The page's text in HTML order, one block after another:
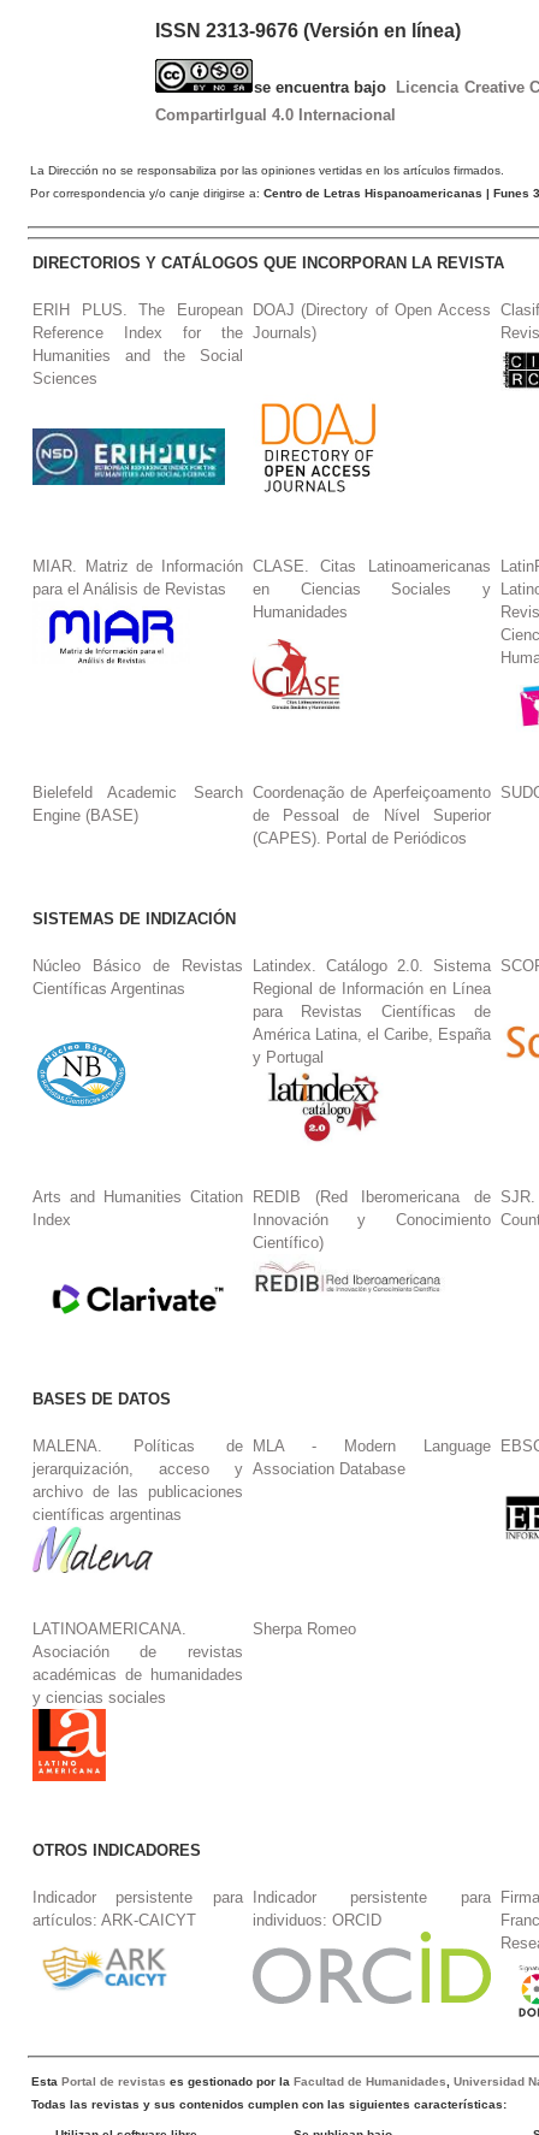
ISSN 2313-9676 (Versión en línea)
se encuentra bajo Licencia Creative
CompartirIgual 4.0 Internacional
La Dirección no se responsabiliza por las opiniones vertidas en los artículos firmados.
Por correspondencia y/o canje dirigirse a: Centro de Letras Hispanoamericanas | Funes
DIRECTORIOS Y CATÁLOGOS QUE INCORPORAN LA REVISTA
ERIH PLUS. The European
Reference Index for the
Humanities and the Social
Sciences
DOAJ (Directory of Open Access
Journals)
MIAR. Matriz de Información
para el Análisis de Revistas
CLASE. Citas Latinoamericanas
en Ciencias Sociales y
Humanidades
Bielefeld Academic Search
Engine (BASE)
Coordenação de Aperfeiçoamento
de Pessoal de Nível Superior
(CAPES). Portal de Periódicos
SISTEMAS DE INDIZACIÓN
Núcleo Básico de Revistas
Científicas Argentinas
Latindex. Catálogo 2.0. Sistema
Regional de Información en Línea
para Revistas Científicas de
América Latina, el Caribe, España
y Portugal
Arts and Humanities Citation
Index
REDIB (Red Iberomericana de
Innovación y Conocimiento
Científico)
BASES DE DATOS
MALENA. Políticas de
jerarquización, acceso y
archivo de las publicaciones
científicas argentinas
MLA - Modern Language
Association Database
LATINOAMERICANA.
Asociación de revistas
académicas de humanidades
y ciencias sociales
Sherpa Romeo
OTROS INDICADORES
Indicador persistente para
artículos: ARK-CAICYT
Indicador persistente para
individuos: ORCID
EstaPortal de revistas es gestionado por laFacultad de Humanidades ,Universidad
Todas las revistas y sus contenidos cumplen con las siguientes características: